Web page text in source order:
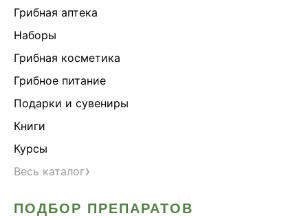
Грибная аптека
Наборы
Грибная косметика
Грибное питание
Подарки и сувениры
Книги
Курсы
Весь каталог›
ПОДБОР ПРЕПАРАТОВ